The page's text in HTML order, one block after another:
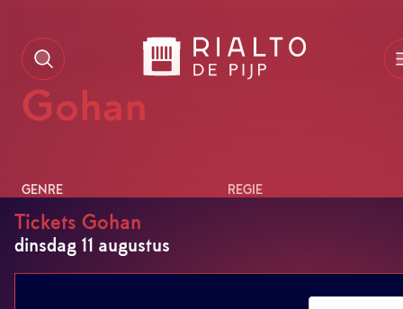
Tickets Gohan
dinsdag 11 augustus
Gohan
GENRE
Drama
REGIE
Boonprakob & Atta
Hemwadee